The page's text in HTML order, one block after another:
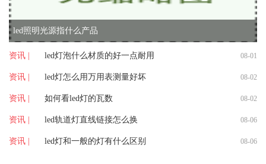
led照明光源指什么产品
资讯 | led灯泡什么材质的好一点耐用 08-01
资讯 | led灯怎么用万用表测量好坏 08-02
资讯 | 如何看led灯的瓦数 08-02
资讯 | led轨道灯直线链接怎么换 08-06
资讯 | led灯和一般的灯有什么区别 08-06